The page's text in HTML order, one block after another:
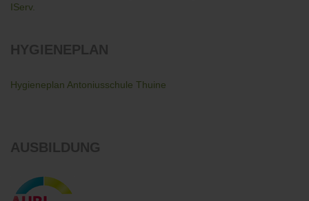
IServ.
HYGIENEPLAN
Hygieneplan Antoniusschule Thuine
AUSBILDUNG